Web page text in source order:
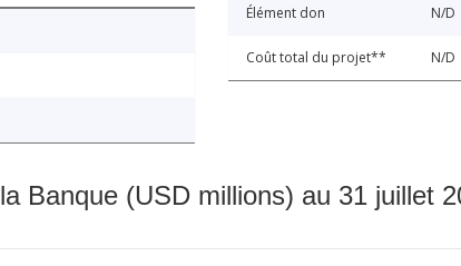
Élément don N/D
Coût total du projet** N/D
Banque (USD millions) au 31 juillet